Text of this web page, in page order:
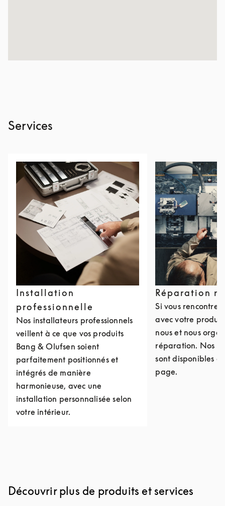
Services
Installation
professionnelle
Nos installateurs professionnels
veillent à ce que vos produits
Bang & Olufsen soient
parfaitement positionnés et
intégrés de manière
harmonieuse, avec une
installation personnalisée selon
votre intérieur.
Réparation
Si vous
avec votre
nous et nous
réparation. Nos
sont disponibles
page.
Découvrir plus de produits et services